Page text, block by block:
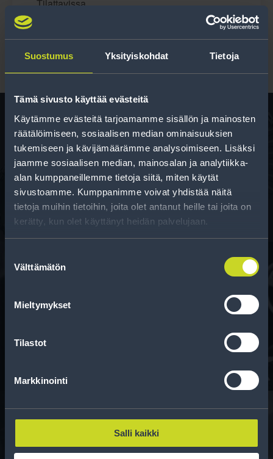
Suostumus Yksityiskohdat Tietoja
Tämä sivusto käyttää evästeitä
Käytämme evästeitä tarjoamamme sisällön ja mainosten
räätälöimiseen, sosiaalisen median ominaisuuksien
tukemiseen ja kävijämäärämme analysoimiseen. Lisäksi
jaamme sosiaalisen median, mainosalan ja analytiikka-
alan kumppaneillemme tietoja siitä, miten käytät
sivustoamme. Kumppanimme voivat yhdistää näitä
tietoja muihin tietoihin, joita olet antanut heille tai joita on
kerätty, kun olet käyttänyt heidän palvelujaan.
valinta
Välttämätön
Mieltymykset
Tilastot
Markkinointi
Salli kaikki
Tilattavissa
Rengas­laskuri
Auttaa sinua valitsemaan oikean kokoisen renkaan,
kun vaihdat rengaskokoa.
Rengasinfo